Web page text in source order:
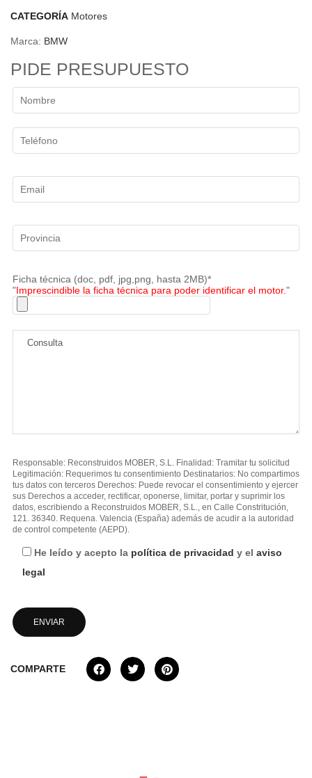
CATEGORÍA Motores
Marca: BMW
PIDE PRESUPUESTO
Ficha técnica (doc, pdf, jpg,png, hasta 2MB)*
"Imprescindible la ficha técnica para poder identificar el motor."
Responsable: Reconstruidos MOBER, S.L. Finalidad: Tramitar tu solicitud
Legitimación: Requerimos tu consentimiento Destinatarios: No compartimos
tus datos con terceros Derechos: Puede revocar el consentimiento y ejercer
sus Derechos a acceder, rectificar, oponerse, limitar, portar y suprimir los
datos, escribiendo a Reconstruidos MOBER, S.L., en Calle Constritución,
121. 36340. Requena. Valencia (España) además de acudir a la autoridad
de control competente (AEPD).
He leído y acepto la política de privacidad y el aviso
legal
COMPARTE